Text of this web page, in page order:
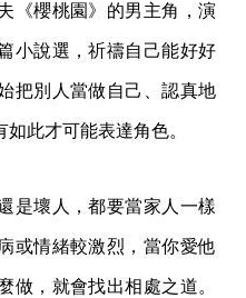
《櫻桃園》的男主角，演
小說選，祈禱自己能好好
把別人當做自己、認真地
此才可能表達角色。
是壞人，都要當家人一樣
或情緒較激烈，當你愛他
做，就會找出相處之道。